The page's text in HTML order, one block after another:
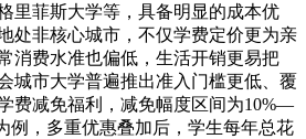
里菲斯大学等，具备明显的成本优
处非核心城市，不仅学费定价更为亲
消费水准也偏低，生活开销更易把
城市大学普遍推出准入门槛更低、覆
费减免福利，减免幅度区间为10%—
例，多重优惠叠加后，学生每年总花